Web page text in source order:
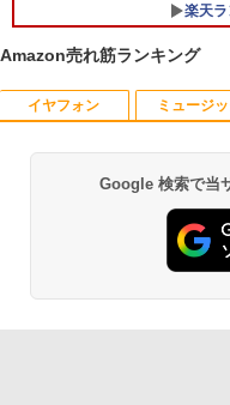
楽天
1
モ
ト
タ
送料
￥
1
￥
Amazon売れ筋ランキング
イヤフォン
Anker
￥
ミュージ
￥250
by
富士
ウォ
ット
￥
薬屋
ンガ
￥770
Google 検索で当